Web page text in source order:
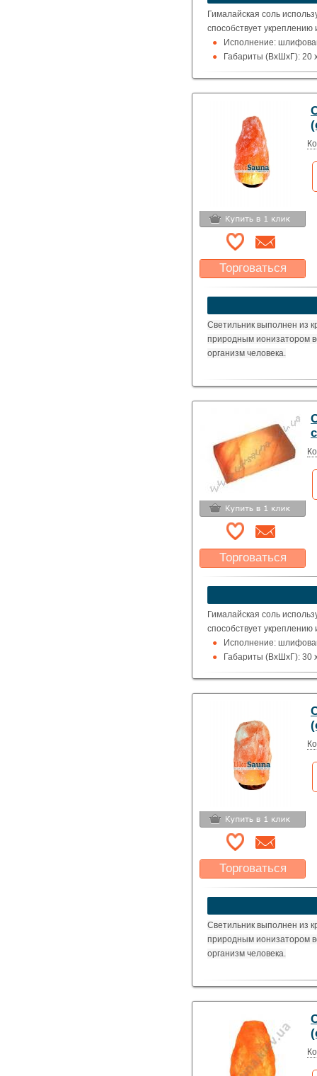
Указать цену
Гималайская соль
способствует
Исполнение:
Габариты (ВхШхГ): 20
Вес: ~4,6кг
Торговаться
Какая цена Вас
устроит?
Светильник выполнен из
природным ионизатором
организм человека.
Торговаться
Какая цена Вас
устроит?
Указать цену
Гималайская соль
способствует
Исполнение:
Габариты (ВхШхГ): 30
Торговаться
Какая цена Вас
устроит?
Светильник выполнен из
природным ионизатором
организм человека.